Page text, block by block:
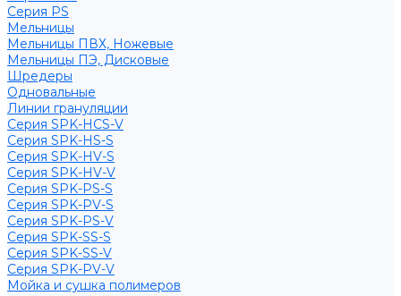
Серия PS
Мельницы
Мельницы ПВХ, Ножевые
Мельницы ПЭ, Дисковые
Шредеры
Одновальные
Линии грануляции
Серия SPK-HCS-V
Серия SPK-HS-S
Серия SPK-HV-S
Серия SPK-HV-V
Серия SPK-PS-S
Серия SPK-PV-S
Серия SPK-PS-V
Серия SPK-SS-S
Серия SPK-SS-V
Серия SPK-PV-V
Мойка и сушка полимеров